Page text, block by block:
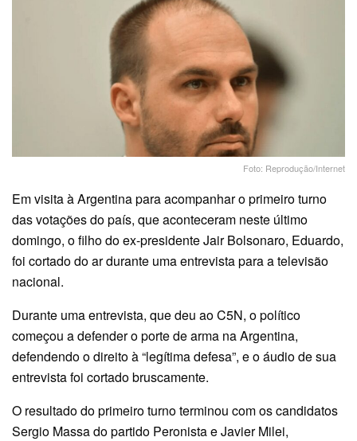
Foto: Reprodução/Internet
Em visita à Argentina para acompanhar o primeiro turno
das votações do país, que aconteceram neste último
domingo, o filho do ex-presidente Jair Bolsonaro, Eduardo,
foi cortado do ar durante uma entrevista para a televisão
nacional.
Durante uma entrevista, que deu ao C5N, o político
começou a defender o porte de arma na Argentina,
defendendo o direito à “legítima defesa”, e o áudio de sua
entrevista foi cortado bruscamente.
O resultado do primeiro turno terminou com os candidatos
Sergio Massa do partido Peronista e Javier Milei,